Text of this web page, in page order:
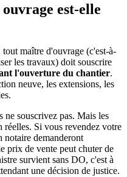
est-elle
tout maître d'ouvrage (c'est-à-
les travaux) doit souscrire
l'ouverture du chantier.
neuve, les extensions, les
ne souscrivez pas. Mais les
réelles. Si vous revendez votre
notaire demanderont
prix de vente peut chuter de
survient sans DO, c'est à
une décision de justice.